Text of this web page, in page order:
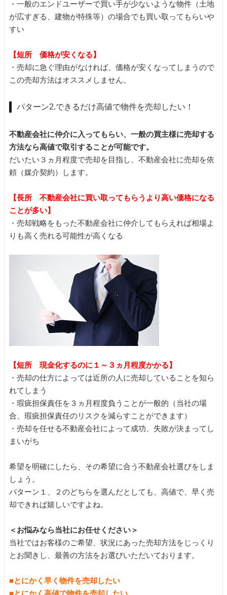
・一般のエンドユーザーで買い手が少ないような物件（土地
が広すぎる、建物が特殊等）の場合でも買い取ってもらいや
すい
【短所 価格が安くなる】
・売却に急ぐ理由がなければ、価格が安くなってしまうので
この売却方法はオススメしません。
パターン2.できるだけ高値で物件を売却したい！
不動産会社に仲介に入ってもらい、一般の買主様に売却する
方法なら高値で取引することが可能です。
だいたい３ヵ月程度で売却を目指し、不動産会社に売却を依
頼（媒介契約）します。
【長所 不動産会社に買い取ってもらうより高い価格になる
ことが多い】
・売却戦略をもった不動産会社に仲介してもらえれば相場よ
りも高く売れる可能性が高くなる
【短所 現金化するのに１～３ヵ月程度かかる】
・売却の仕方によっては近所の人に売却していることを知ら
れてしまう
・瑕疵担保責任を３ヵ月程度負うことが一般的（当社の場
合、瑕疵担保責任のリスクを減らすことができます）
・売却を任せる不動産会社によって成功、失敗が決まってし
まいがち
希望を明確にしたら、その希望に合う不動産会社選びをしま
しょう。
パターン１、２のどちらを選んだとしても、高値で、早く売
却できれば嬉しいですよね。
＜お悩みなら当社にお任せください＞
当社ではお客様のご希望、状況にあった売却方法をじっくり
とお聞きし、最善の方法をお選びいただいております。
■とにかく早く物件を売却したい